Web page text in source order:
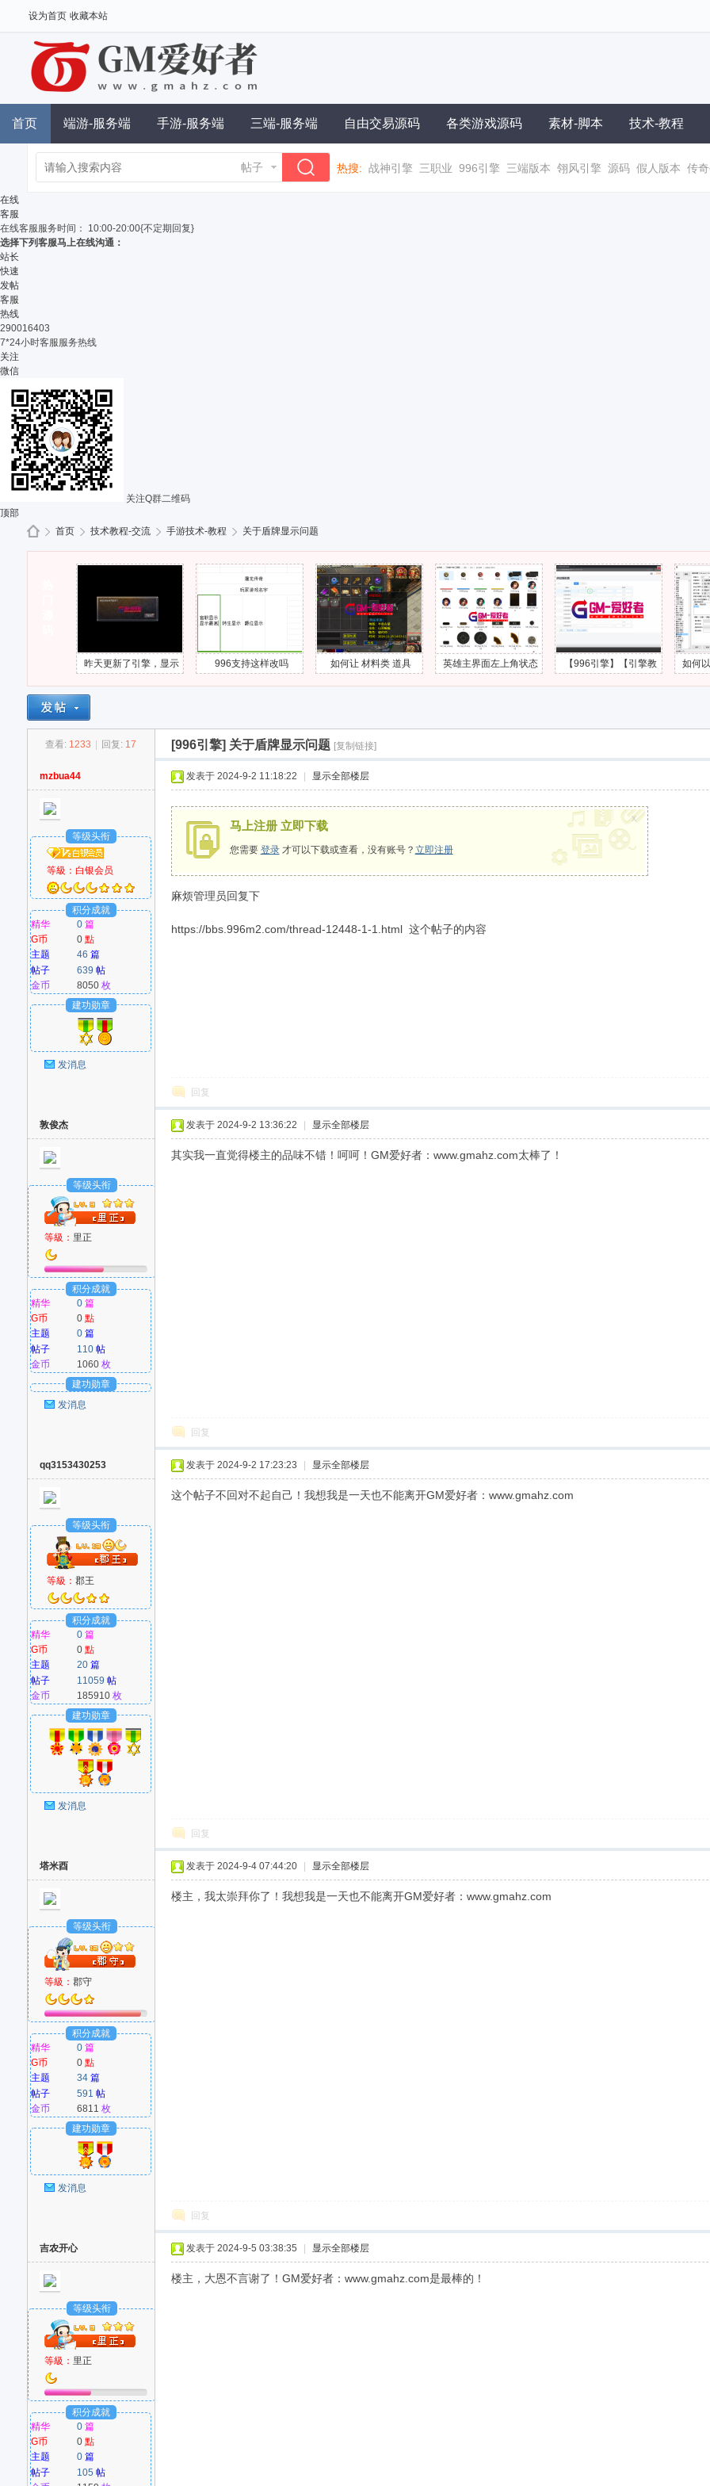
设为首页 收藏本站
首页 端游-服务端 手游-服务端 三端-服务端 自由交易源码 各类游戏源码 素材-脚本 技术-教程
帖子 热搜: 战神引擎 三职业 996引擎 三端版本 翎风引擎 源码 假人版本 传
在线
客服
在线客服服务时间： 10:00-20:00{不定期回复}
选择下列客服马上在线沟通：
站长
快速
发帖
客服
热线
290016403
7*24小时客服服务热线
关注
微信
关注Q群二维码
顶部
爱
者
首页
›
技术教程-交流
›
手游技术-教程 关于盾牌显示问题
昨天更新了引擎，显示
连接游戏超时
996支持这样改吗
如何让 材料类 道具
的“使用”按钮隐藏掉
英雄主界面左上角状态
头像UI界面怎么添加出
【996引擎】【引擎教
程】第3课 - 工具服配置
如何以自身为
围伤害技
查看: 1233 回复: 17 [996引擎] 关于盾牌显示问题 [复制链接]
mzbua44
等级头衔
等級：白银会员
积分成就
精华
0 篇
G币
0點
主题
46 篇
帖子
639 帖
金币
8050枚
建功勋章
发消息
发表于 2024-9-2 11:18:22 显示全部楼层
马上注册 立即下载
您需要 登录才可以下载或查看，没有账号？ 立即注册
x
麻烦管理员回复下
https://bbs.996m2.com/thread-12448-1-1.html 这个帖子的内容
回复
敦俊杰
等级头衔
等級： 里正
积分成就
精华
0 篇
G币
0點
主题
0 篇
帖子
110 帖
金币
1060枚
建功勋章
发消息
发表于 2024-9-2 13:36:22 显示全部楼层
其实我一直觉得楼主的品味不错！呵呵！GM爱好者：www.gmahz.com太棒了！
回复
qq3153430253
等级头衔
等級：郡王
积分成就
精华
0 篇
G币
0點
主题
20 篇
帖子
11059 帖
金币
185910枚
建功勋章
发消息
发表于 2024-9-2 17:23:23 显示全部楼层
这个帖子不回对不起自己！我想我是一天也不能离开GM爱好者：www.gmahz.com
回复
塔米酉
等级头衔
等級： 郡守
积分成就
精华
0 篇
G币
0點
主题
34 篇
帖子
591 帖
金币
6811枚
建功勋章
发消息
发表于 2024-9-4 07:44:20 显示全部楼层
楼主，我太崇拜你了！我想我是一天也不能离开GM爱好者：www.gmahz.com
回复
吉农开心
等级头衔
等級： 里正
积分成就
精华
0 篇
G币
0點
主题
0 篇
帖子
105 帖
发表于 2024-9-5 03:38:35 显示全部楼层
楼主，大恩不言谢了！GM爱好者：www.gmahz.com是最棒的！